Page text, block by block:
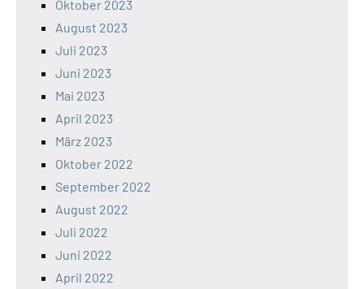
Oktober 2023
August 2023
Juli 2023
Juni 2023
Mai 2023
April 2023
März 2023
Oktober 2022
September 2022
August 2022
Juli 2022
Juni 2022
April 2022